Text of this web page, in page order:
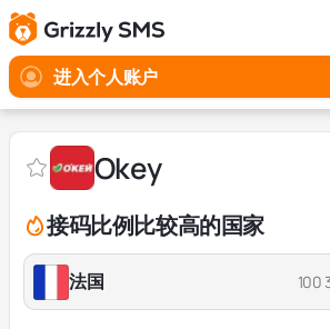
进入个人账户
Okey
接码比例比较高的国家
法国 100